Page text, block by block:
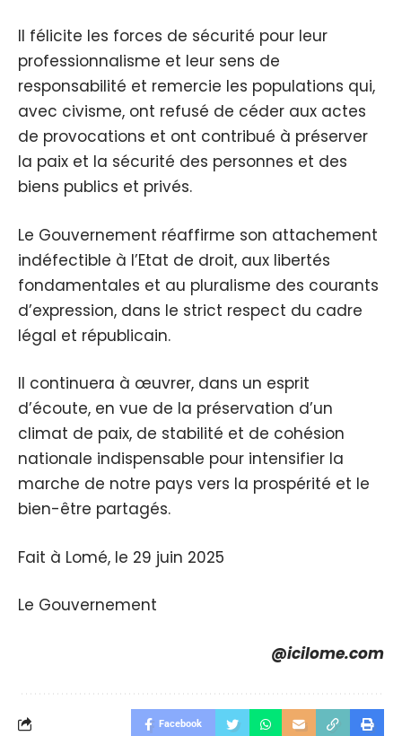
Il félicite les forces de sécurité pour leur
professionnalisme et leur sens de
responsabilité et remercie les populations qui,
avec civisme, ont refusé de céder aux actes
de provocations et ont contribué à préserver
la paix et la sécurité des personnes et des
biens publics et privés.
Le Gouvernement réaffirme son attachement
indéfectible à l’Etat de droit, aux libertés
fondamentales et au pluralisme des courants
d’expression, dans le strict respect du cadre
légal et républicain.
Il continuera à œuvrer, dans un esprit
d’écoute, en vue de la préservation d’un
climat de paix, de stabilité et de cohésion
nationale indispensable pour intensifier la
marche de notre pays vers la prospérité et le
bien-être partagés.
Fait à Lomé, le 29 juin 2025
Le Gouvernement
@icilome.com
Facebook